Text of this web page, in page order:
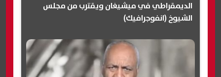
الديمقراطي في ميشيغان ويقترب من مجلس
الشيوخ (انفوجرافيك)